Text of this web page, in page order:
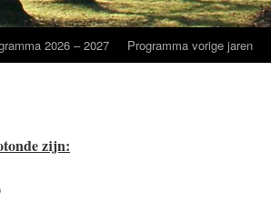
2026 – 2027 Programma vorige jaren
zijn: